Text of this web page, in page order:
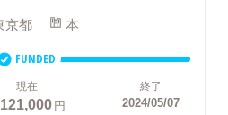
京都 本
FUNDED
現在
円
終了
2024/05/07